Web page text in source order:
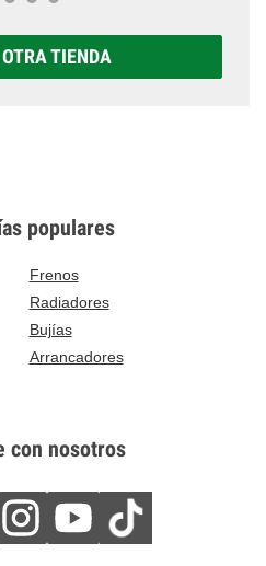
TIENDA
populares
Frenos
Radiadores
Bujías
Arrancadores
con nosotros